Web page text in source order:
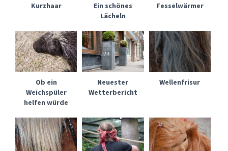
Kurzhaar
Ein schönes
Lächeln
Fesselwärmer
Ob ein
Weichspüler
helfen würde
Neuester
Wetterbericht
Wellenfrisur